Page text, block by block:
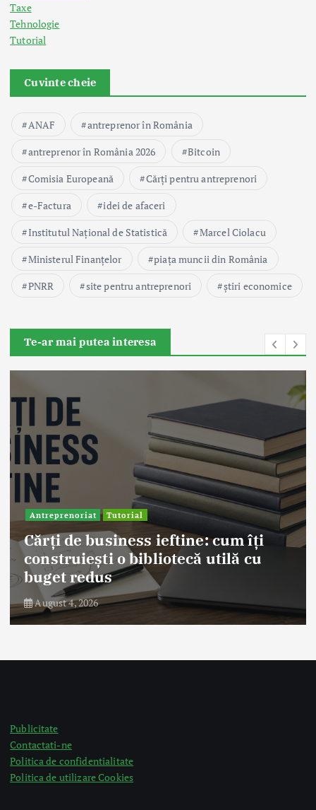
Taxe
Tehnologie
Tutorial
Cuvinte cheie
ANAF
antreprenor în România
antreprenor în România 2026
Bitcoin
Comisia Europeană
Cărți pentru antreprenori
e-Factura
idei de afaceri
Institutul Național de Statistică
Marcel Ciolacu
Ministerul Finanțelor
piața muncii din România
PNRR
site pentru antreprenori știri economice
Te-ar mai putea interesa
Antreprenoriat Tutorial
Cărți de business ieftine: cum îți
construiești o bibliotecă utilă cu
buget redus
August 4, 2026
Publicitate
Contactati-ne
Politica de confidentialitate
Politica de utilizare Cookies